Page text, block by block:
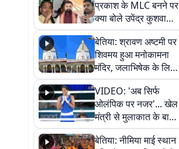
प्रकाश के MLC बनने पर
क्या बोले उपेंद्र कुशवाहा,
सुनिए
बेतिया: श्रावण अष्टमी पर
शिवमय हुआ मनोकामना
मंदिर, जलाभिषेक के लिए
लगी लंबी कतारें
VIDEO: 'अब सिर्फ
ओलंपिक पर नजर'... खेल
मंत्री से मुलाकात के बाद
जैसमीन लंबोरिया का बड़ा
बयान
बेतिया: नीमिया माई स्थान